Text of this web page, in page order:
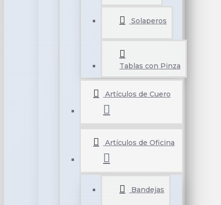
Solaperos
Tablas con Pinza
Artículos de Cuero
Artículos de Oficina
Bandejas